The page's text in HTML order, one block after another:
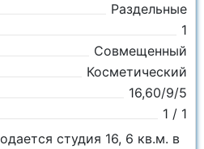
Раздельные
1
Совмещенный
Косметический
16,60/9/5
1 / 1
студия 16, 6 кв.м. в